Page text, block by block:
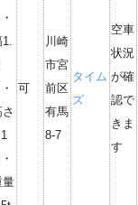
1.
量
可
川崎
市宮
前区
有馬
8-7
タイム
ズ
空車
状況
が確
認で
きま
す